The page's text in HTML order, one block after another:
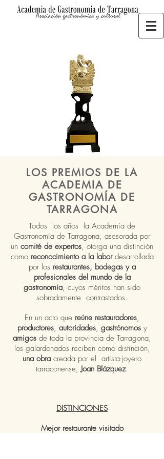
LOS PREMIOS DE LA
ACADEMIA DE
GASTRONOMÍA DE
TARRAGONA
Todos los años la Academia de
Gastronomía de Tarragona, asesorada por
un comité de expertos, otorga una distinción
como reconocimiento a la labordesarrollada
por los restaurantes, bodegas y a
profesionales del mundo de la
gastronomía, cuyos méritos han sido
sobradamente contrastados.
En un acto que reúne restauradores,
productores, autoridades, gastrónomosy
amigos de toda la provincia de Tarragona,
los galardonados reciben como distinción,
una obra creada por el artista-joyero
tarraconense,Joan Blázquez.
DISTINCIONES
Mejor restaurante visitado